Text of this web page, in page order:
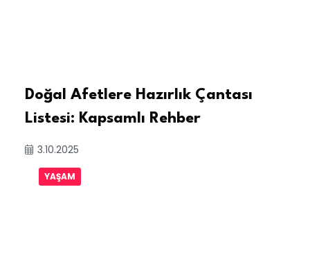
Doğal Afetlere Hazırlık Çantası
Listesi: Kapsamlı Rehber
3.10.2025
YAŞAM